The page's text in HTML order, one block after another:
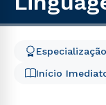
Início
Especialização